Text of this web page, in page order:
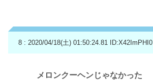
8 : 2020/04/18(土) 01:50:24.81 ID:X42ImPHI0
メロンクーヘンじゃなかった